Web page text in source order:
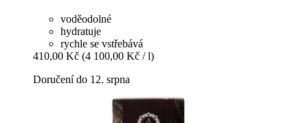
voděodolné
hydratuje
rychle se vstřebává
410,00 Kč (4 100,00 Kč / l)
Doručení do 12. srpna